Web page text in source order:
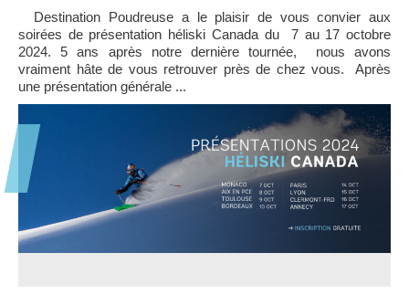
Destination Poudreuse a le plaisir de vous convier aux
soirées de présentation héliski Canada du 7 au 17 octobre
2024. 5 ans après notre dernière tournée, nous avons
vraiment hâte de vous retrouver près de chez vous. Après
une présentation générale ...